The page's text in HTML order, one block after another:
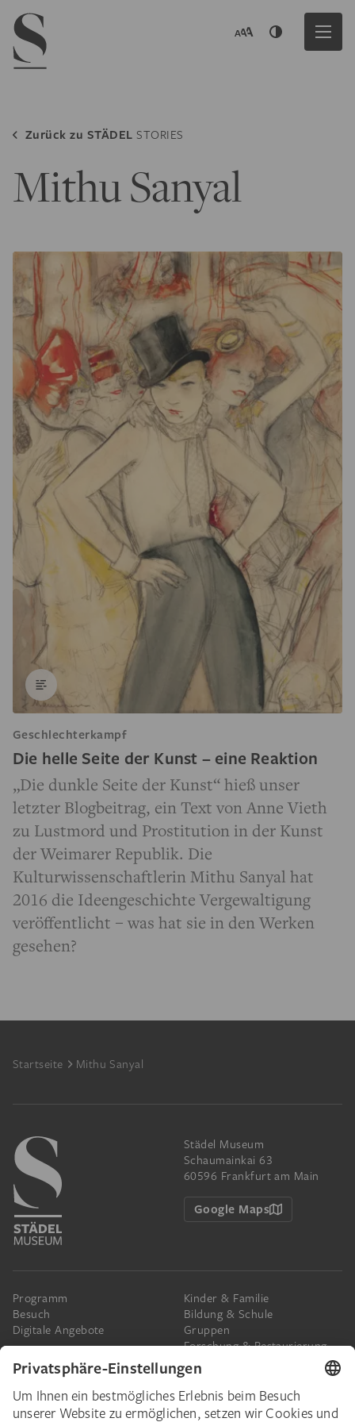
Navigation menu
Zurück zu STÄDEL STORIES
Mithu Sanyal
Geschlechterkampf
Die helle Seite der Kunst – eine Reaktion
„Die dunkle Seite der Kunst“ hieß unser
letzter Blogbeitrag, ein Text von Anne Vieth
zu Lustmord und Prostitution in der Kunst
der Weimarer Republik. Die
Kulturwissenschaftlerin Mithu Sanyal hat
2016 die Ideengeschichte Vergewaltigung
veröffentlicht – was hat sie in den Werken
gesehen?
Footer
Startseite Mithu Sanyal
Städel Museum
Schaumainkai 63
60596 Frankfurt am Main
Google Maps
Programm
Besuch
Digitale Angebote
Kinder & Familie
Bildung & Schule
Gruppen
Forschung & Restaurierung
Presse